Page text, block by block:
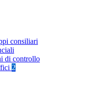
consiliari
di controllo
2